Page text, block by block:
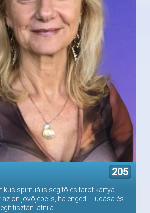
205
spirituális segítő és tarot kártya
ön jövőjébe is, ha engedi. Tudása és
tisztán látni a...